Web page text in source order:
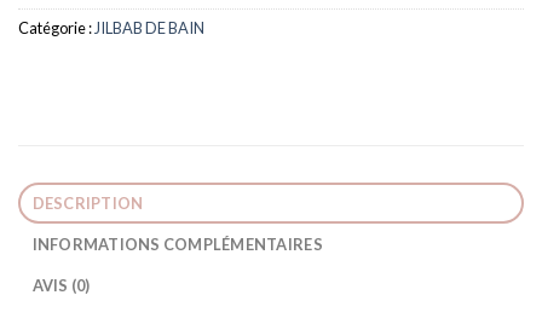
Catégorie : JILBAB DE BAIN
DESCRIPTION
INFORMATIONS COMPLÉMENTAIRES
AVIS (0)